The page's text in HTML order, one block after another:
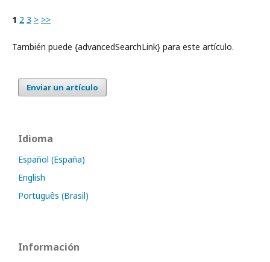
1 2 3 > >>
También puede {advancedSearchLink} para este artículo.
Enviar un artículo
Idioma
Español (España)
English
Português (Brasil)
Información